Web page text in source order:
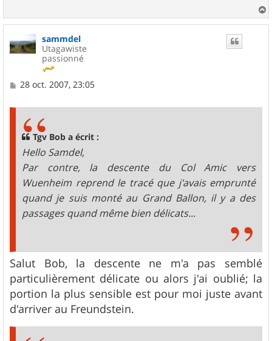
a
u
sammdel
Utagawiste
passionné
M
28 oct. 2007, 23:05
Tgv Bob a écrit :
Hello Samdel,
Par contre, la descente du Col Amic vers
Wuenheim reprend le tracé que j'avais emprunté
quand je suis monté au Grand Ballon, il y a des
passages quand même bien délicats...
Salut Bob, la descente ne m'a pas semblé
particulièrement délicate ou alors j'ai oublié; la
portion la plus sensible est pour moi juste avant
d'arriver au Freundstein.